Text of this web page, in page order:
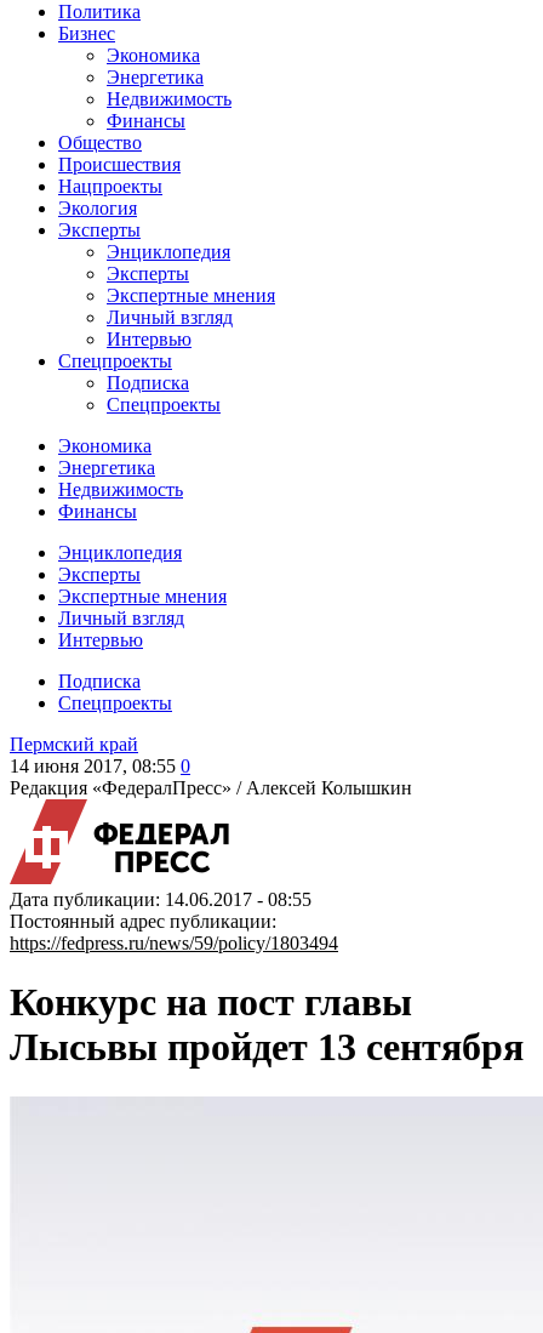
Политика
Бизнес
Экономика
Энергетика
Недвижимость
Финансы
Общество
Происшествия
Нацпроекты
Экология
Эксперты
Энциклопедия
Эксперты
Экспертные мнения
Личный взгляд
Интервью
Спецпроекты
Подписка
Спецпроекты
Экономика
Энергетика
Недвижимость
Финансы
Энциклопедия
Эксперты
Экспертные мнения
Личный взгляд
Интервью
Подписка
Спецпроекты
Пермский край
14 июня 2017, 08:55 0
Редакция «ФедералПресс» / Алексей Колышкин
Дата публикации: 14.06.2017 - 08:55
Постоянный адрес публикации:
https://fedpress.ru/news/59/policy/1803494
Конкурс на пост главы
Лысьвы пройдет 13 сентября